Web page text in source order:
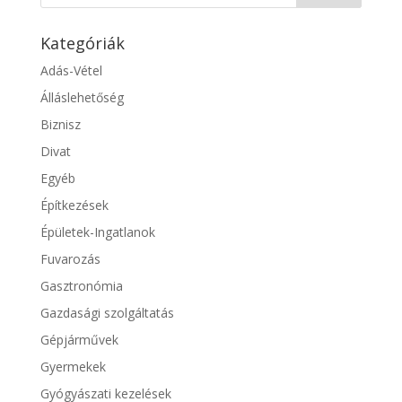
Kategóriák
Adás-Vétel
Álláslehetőség
Biznisz
Divat
Egyéb
Építkezések
Épületek-Ingatlanok
Fuvarozás
Gasztronómia
Gazdasági szolgáltatás
Gépjárművek
Gyermekek
Gyógyászati kezelések